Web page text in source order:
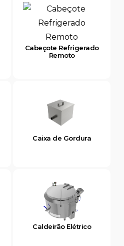
Cabeçote Refrigerado
Remoto
Caixa de Gordura
Caldeirão Elétrico